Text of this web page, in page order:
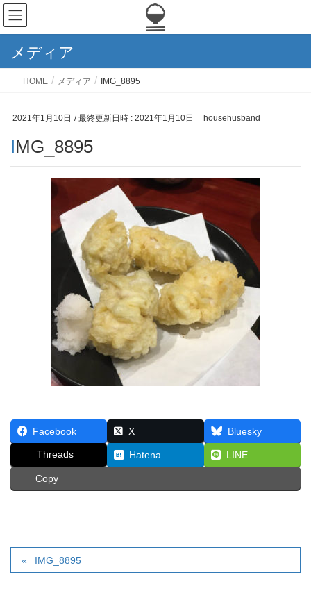
メディア
HOME メディア IMG_8895
2021年1月10日 / 最終更新日時 : 2021年1月10日 househusband
IMG_8895
Facebook X Bluesky
Threads Hatena LINE
Copy
IMG_8895